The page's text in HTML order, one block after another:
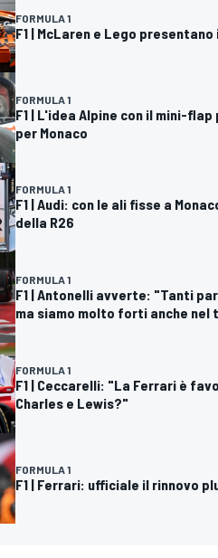
FORMULA 1
F1 | McLaren e Lego
FORMULA 1
F1 | L'idea Alpine con il mini-
per Monaco
FORMULA 1
F1 | Audi: con le ali fisse a
della R26
FORMULA 1
F1 | Antonelli avverte: "Tanti
ma siamo molto forti anche nel
FORMULA 1
F1 | Ceccarelli: "La Ferrari è
Charles e Lewis?"
FORMULA 1
F1 | Ferrari: ufficiale il rinnovo